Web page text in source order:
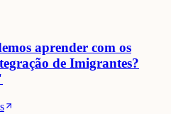
aprender com os
de Imigrantes?